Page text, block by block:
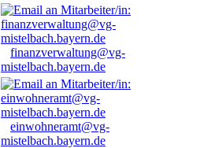
finanzverwaltung@vg-
mistelbach.bayern.de
einwohneramt@vg-
mistelbach.bayern.de